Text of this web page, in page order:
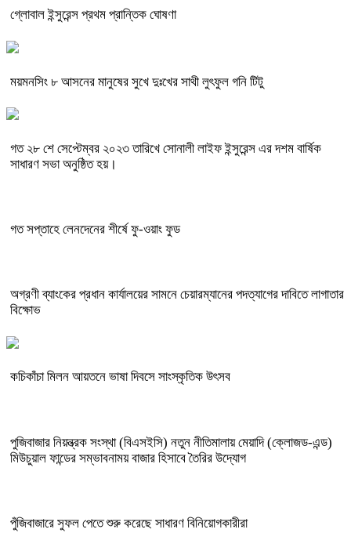
গ্লোবাল ইন্সুরেন্স প্রথম প্রান্তিক ঘোষণা
ময়মনসিং ৮ আসনের মানুষের সুখে দুঃখের সাথী লুৎফুল গনি টিটু
গত ২৮ শে সেপ্টেম্বর ২০২৩ তারিখে সোনালী লাইফ ইন্সুরেন্স এর দশম বার্ষিক
সাধারণ সভা অনুষ্ঠিত হয়।
গত সপ্তাহে লেনদেনের শীর্ষে ফু-ওয়াং ফুড
অগ্রণী ব্যাংকের প্রধান কার্যালয়ের সামনে চেয়ারম্যানের পদত্যাগের দাবিতে লাগাতার
বিক্ষোভ
কচিকাঁচা মিলন আয়তনে ভাষা দিবসে সাংস্কৃতিক উৎসব
পুজিবাজার নিয়ন্ত্রক সংস্থা (বিএসইসি) নতুন নীতিমালায় মেয়াদি (ক্লোজড-এন্ড)
মিউচুয়াল ফান্ডের সম্ভাবনাময় বাজার হিসাবে তৈরির উদ্যোগ
পুঁজিবাজারে সুফল পেতে শুরু করেছে সাধারণ বিনিয়োগকারীরা